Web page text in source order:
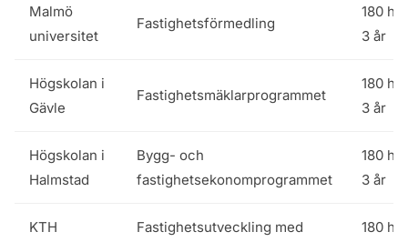
Malmö
universitet
Fastighetsförmedling
180 hp,
3 år
Högskolan i
Gävle
Fastighetsmäklarprogrammet
180 hp,
3 år
Högskolan i
Halmstad
Bygg- och
fastighetsekonomprogrammet
180 hp,
3 år
KTH
Fastighetsutveckling med
180 hp,